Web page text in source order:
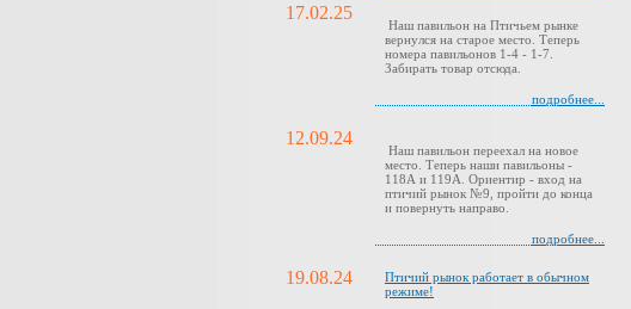
17.02.25
Наш павильон на Птичьем рынке
вернулся на старое место. Теперь
номера павильонов 1-4 - 1-7.
Забирать товар отсюда.
подробнее...
12.09.24
Наш павильон переехал на новое
место. Теперь наши павильоны -
118А и 119А. Ориентир - вход на
птичий рынок №9, пройти до конца
и повернуть направо.
подробнее...
19.08.24
Птичий рынок работает в обычном
режиме!